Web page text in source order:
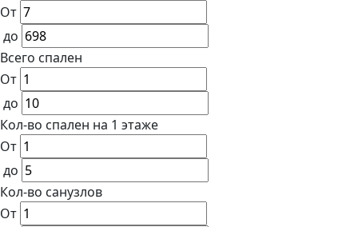
От
до
Всего спален
От
до
Кол-во спален на 1 этаже
От
до
Кол-во санузлов
От